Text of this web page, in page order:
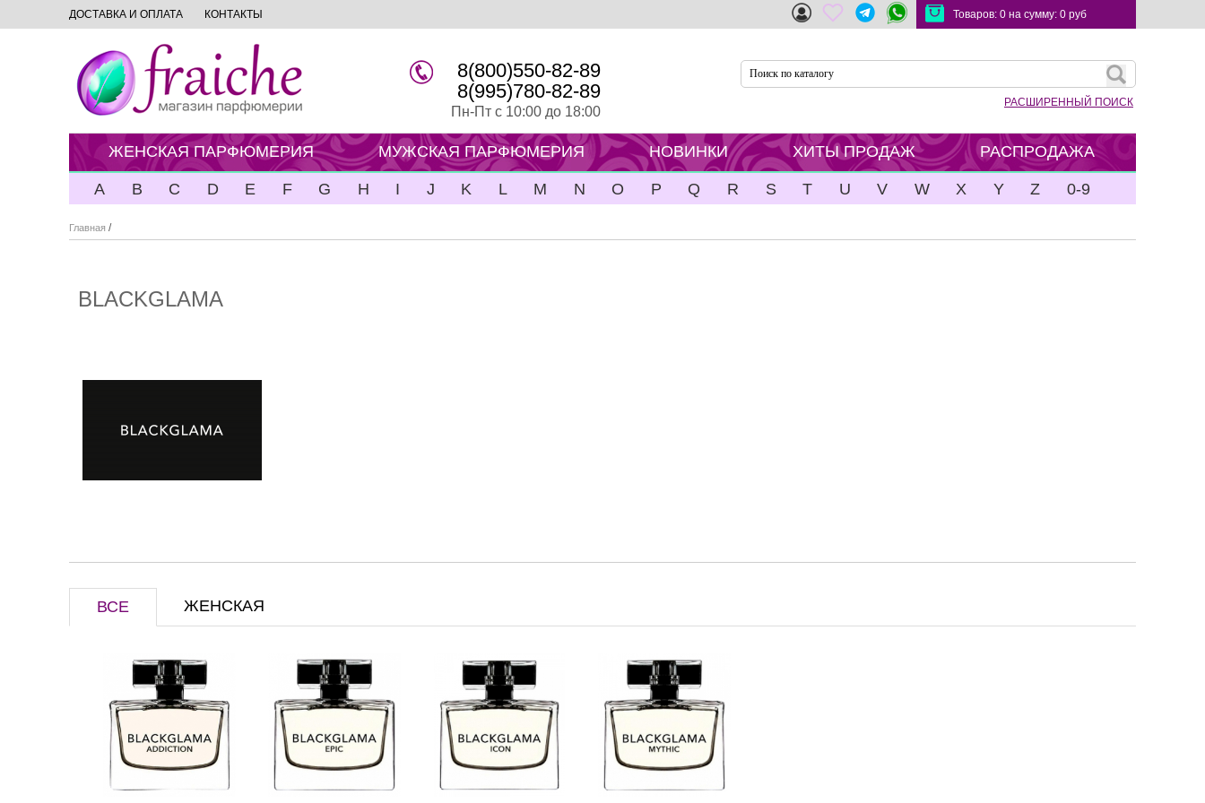
ДОСТАВКА И ОПЛАТА КОНТАКТЫ Товаров: 0 на сумму: 0 руб
8(800)550-82-89
8(995)780-82-89
Пн-Пт с 10:00 до 18:00
РАСШИРЕННЫЙ ПОИСК
ЖЕНСКАЯ ПАРФЮМЕРИЯ МУЖСКАЯ ПАРФЮМЕРИЯ НОВИНКИ ХИТЫ ПРОДАЖ РАСПРОДАЖА
A B C D E F G H I J K L M N O P Q R S T U V W X Y Z 0-9
Главная /
BLACKGLAMA
ВСЕ ЖЕНСКАЯ